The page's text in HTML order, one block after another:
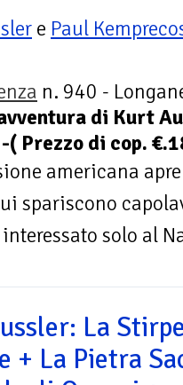
e Paul
n. 940 -
di Kurt
-( Prezzo di cop.
americana
spariscono
solo al
La
+ La Pietra